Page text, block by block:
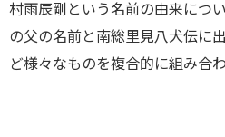
村雨辰剛という名前の由来につ
の父の名前と南総里見八犬伝に
ど様々なものを複合的に組み合